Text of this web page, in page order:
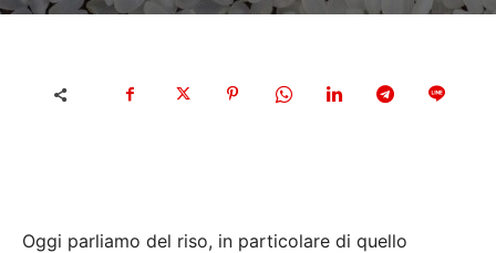
Oggi parliamo del riso, in particolare di quello